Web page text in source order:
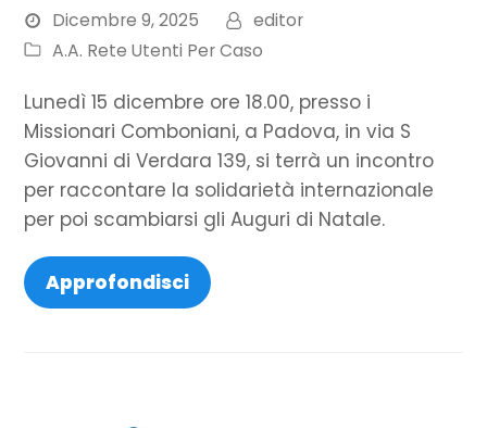
Dicembre 9, 2025
editor
A.A. Rete Utenti Per Caso
Lunedì 15 dicembre ore 18.00, presso i
Missionari Comboniani, a Padova, in via S
Giovanni di Verdara 139, si terrà un incontro
per raccontare la solidarietà internazionale
per poi scambiarsi gli Auguri di Natale.
Approfondisci